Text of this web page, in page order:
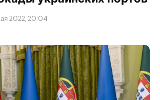
2022, 20:04